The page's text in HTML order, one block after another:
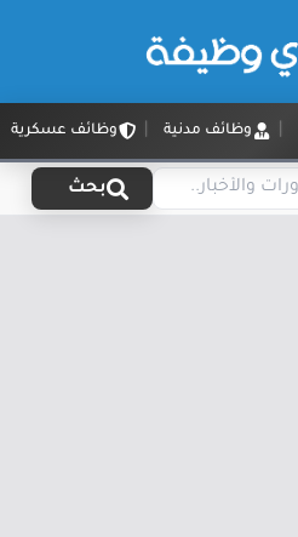
وظائف مدنية وظائف عسكرية
بحث